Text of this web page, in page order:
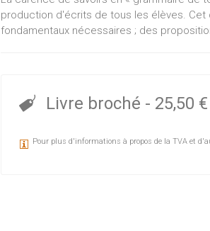
production d'écrits de tous les élèves. Cet
fondamentaux nécessaires ; des
Livre broché - 25,50 €
Pour plus d'informations à propos de la TVA et